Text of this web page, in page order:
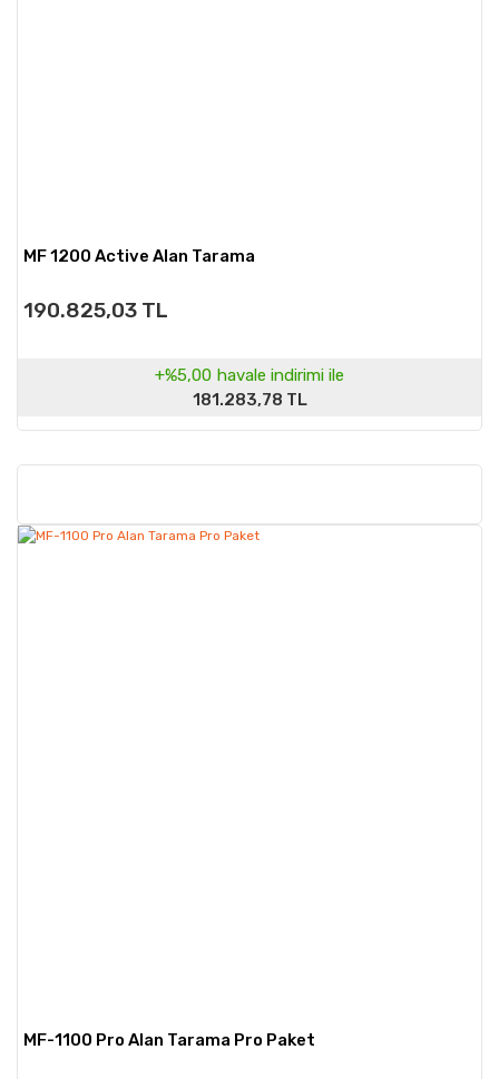
MF 1200 Active Alan Tarama
190.825,03 TL
+%5,00 havale indirimi ile
181.283,78 TL
MF-1100 Pro Alan Tarama Pro Paket